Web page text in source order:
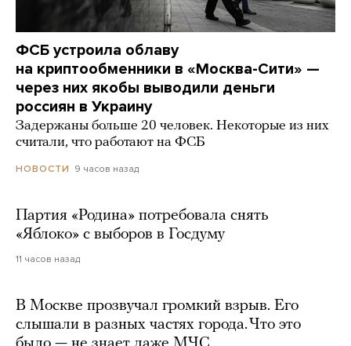
ФСБ устроила облаву
на криптообменники в «Москва-Сити» —
через них якобы выводили деньги
россиян в Украину
Задержаны больше 20 человек. Некоторые из них
считали, что работают на ФСБ
НОВОСТИ 9 часов назад
Партия «Родина» потребовала снять
«Яблоко» с выборов в Госдуму
11 часов назад
В Москве прозвучал громкий взрыв. Его
слышали в разных частях города. Что это